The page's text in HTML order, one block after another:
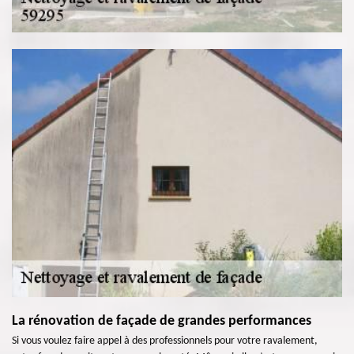
La rénovation de façade de grandes performances
Si vous voulez faire appel à des professionnels pour votre ravalement,